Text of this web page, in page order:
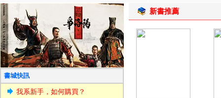
書城快訊
我系新手，如何購買？
新書推薦